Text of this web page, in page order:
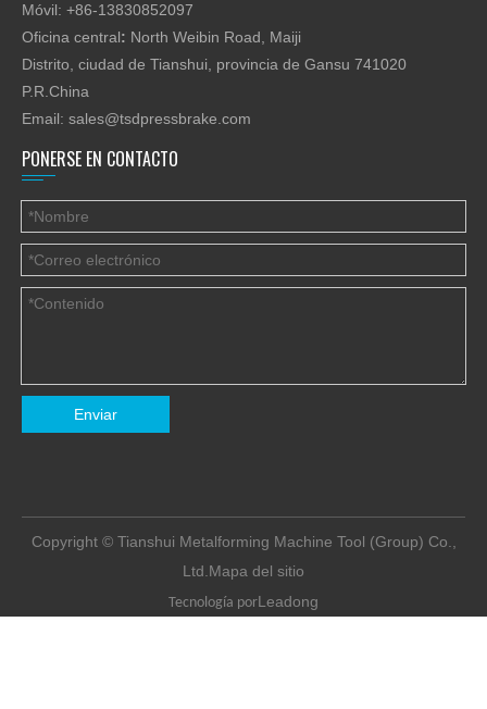
Móvil: +86-13830852097
Oficina central: North Weibin Road, Maiji
Distrito, ciudad de Tianshui, provincia de Gansu 741020
P.R.China
Email: sales@tsdpressbrake.com
PONERSE EN CONTACTO
Enviar
Copyright © Tianshui Metalforming Machine Tool (Group) Co.,
Ltd. Mapa del sitio
Tecnología porLeadong